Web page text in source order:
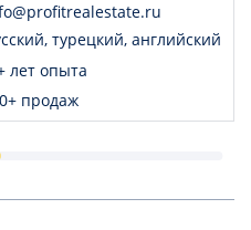
турецкий, английский
лет опыта
продаж